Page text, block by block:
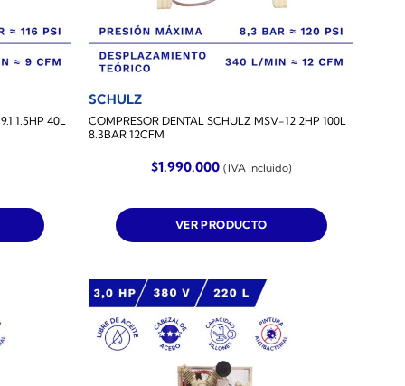
1.5HP 40L
SCHULZ
COMPRESOR DENTAL SCHULZ MSV-12 2HP 100L
8.3BAR 12CFM
$1.990.000 (IVA incluido)
VER PRODUCTO